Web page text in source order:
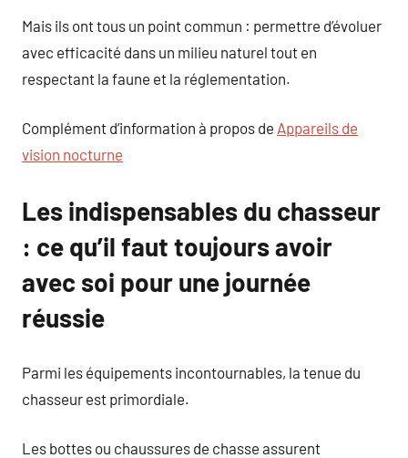
Mais ils ont tous un point commun : permettre d’évoluer
avec efficacité dans un milieu naturel tout en
respectant la faune et la réglementation.
Complément d’information à propos de Appareils de
vision nocturne
Les indispensables du chasseur
: ce qu’il faut toujours avoir
avec soi pour une journée
réussie
Parmi les équipements incontournables, la tenue du
chasseur est primordiale.
Les bottes ou chaussures de chasse assurent